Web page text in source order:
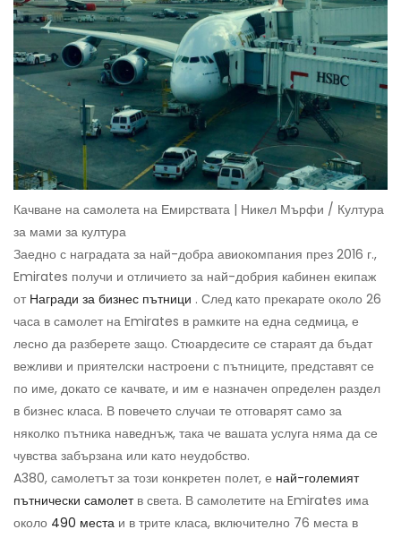
Качване на самолета на Емирствата | Никел Мърфи / Култура
за мами за култура
Заедно с наградата за най-добра авиокомпания през 2016 г.,
Emirates получи и отличието за най-добрия кабинен екипаж
от Награди за бизнес пътници . След като прекарате около 26
часа в самолет на Emirates в рамките на една седмица, е
лесно да разберете защо. Стюардесите се стараят да бъдат
вежливи и приятелски настроени с пътниците, представят се
по име, докато се качвате, и им е назначен определен раздел
в бизнес класа. В повечето случаи те отговарят само за
няколко пътника наведнъж, така че вашата услуга няма да се
чувства забързана или като неудобство.
A380, самолетът за този конкретен полет, е най-големият
пътнически самолетв света. В самолетите на Emirates има
около 490 места и в трите класа, включително 76 места в